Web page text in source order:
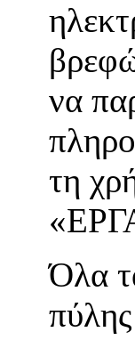
να
τη
Όλα